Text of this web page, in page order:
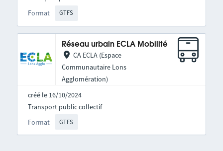
Format GTFS
Réseau urbain ECLA Mobilité
CA ECLA (Espace
Communautaire Lons
Agglomération)
créé le 16/10/2024
Format GTFS
Transport public collectif